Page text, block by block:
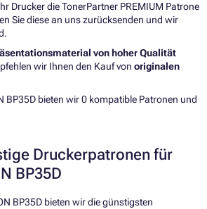
Drucker die TonerPartner PREMIUM Patrone
Sie diese an uns zurücksenden und wir
von hoher Qualität
wir Ihnen den Kauf von originalen
BP35D bieten wir 0 kompatible Patronen und
Druckerpatronen für
BP35D
BP35D bieten wir die günstigsten